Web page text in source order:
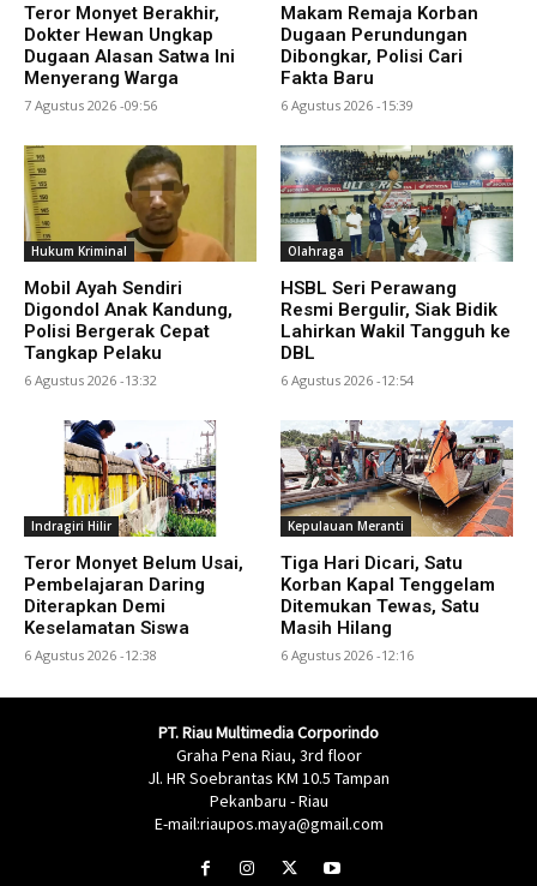
Teror Monyet Berakhir,
Dokter Hewan Ungkap
Dugaan Alasan Satwa Ini
Menyerang Warga
7 Agustus 2026 -09:56
Makam Remaja Korban
Dugaan Perundungan
Dibongkar, Polisi Cari
Fakta Baru
6 Agustus 2026 -15:39
Hukum Kriminal
Mobil Ayah Sendiri
Digondol Anak Kandung,
Polisi Bergerak Cepat
Tangkap Pelaku
6 Agustus 2026 -13:32
Olahraga
HSBL Seri Perawang
Resmi Bergulir, Siak Bidik
Lahirkan Wakil Tangguh ke
DBL
6 Agustus 2026 -12:54
Indragiri Hilir
Teror Monyet Belum Usai,
Pembelajaran Daring
Diterapkan Demi
Keselamatan Siswa
6 Agustus 2026 -12:38
Kepulauan Meranti
Tiga Hari Dicari, Satu
Korban Kapal Tenggelam
Ditemukan Tewas, Satu
Masih Hilang
6 Agustus 2026 -12:16
PT. Riau Multimedia Corporindo
Graha Pena Riau, 3rd floor
Jl. HR Soebrantas KM 10.5 Tampan
Pekanbaru - Riau
E-mail:riaupos.maya@gmail.com